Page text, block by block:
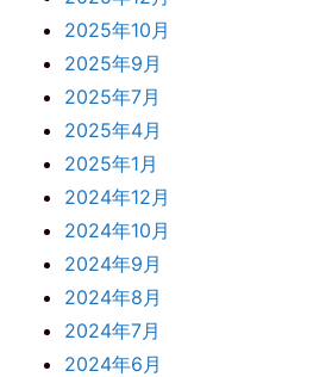
2025年10月
2025年9月
2025年7月
2025年4月
2025年1月
2024年12月
2024年10月
2024年9月
2024年8月
2024年7月
2024年6月